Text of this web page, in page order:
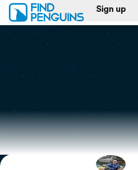
Sign up
Log in
Print a book
Flyover video
Explore